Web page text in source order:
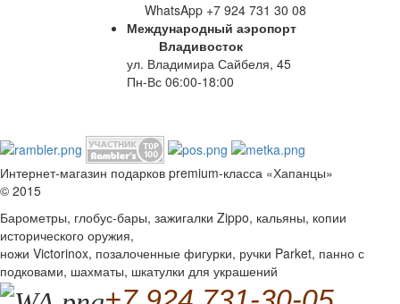
WhatsApp +7 924 731 30 08
Международный аэропорт
Владивосток
ул. Владимира Сайбеля, 45
Пн-Вс 06:00-18:00
Интернет-магазин подарков premium-класса «Хапанцы»
© 2015
Барометры, глобус-бары, зажигалки Zippo, кальяны, копии
исторического оружия,
ножи Victorinox, позалоченные фигурки, ручки Parket, панно с
подковами, шахматы, шкатулки для украшений